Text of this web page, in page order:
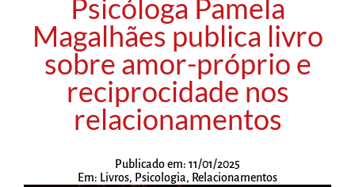
Psicóloga Pamela
Magalhães publica livro
sobre amor-próprio e
reciprocidade nos
relacionamentos
Publicado em: 11/01/2025
Em: Livros, Psicologia, Relacionamentos